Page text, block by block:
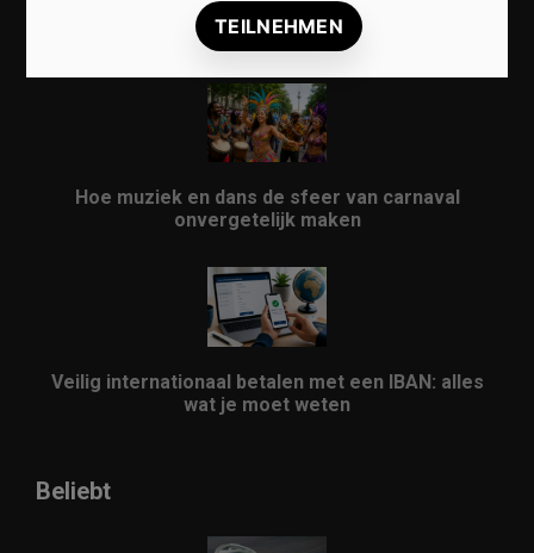
Vrijwilligers maken van carnaval een onvergetelijk
evenement
Hoe muziek en dans de sfeer van carnaval
onvergetelijk maken
Veilig internationaal betalen met een IBAN: alles
wat je moet weten
Beliebt